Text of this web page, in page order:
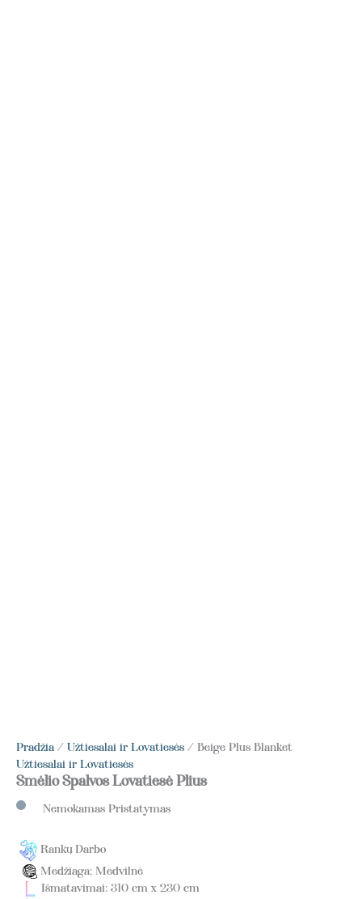
Pradžia / Užtiesalai ir Lovatiesės / Beige Plus Blanket
Užtiesalai ir Lovatiesės
Smėlio Spalvos Lovatiesė Plius
Nemokamas Pristatymas
Rankų Darbo
Medžiaga: Medvilnė
Išmatavimai: 310 cm x 230 cm